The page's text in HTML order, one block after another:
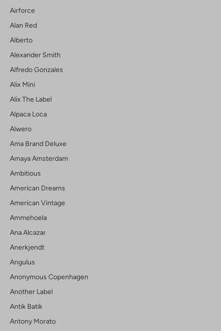
Airforce
Alan Red
Alberto
Alexander Smith
Alfredo Gonzales
Alix Mini
Alix The Label
Alpaca Loca
Alwero
Ama Brand Deluxe
Amaya Amsterdam
Ambitious
American Dreams
American Vintage
Ammehoela
Ana Alcazar
Anerkjendt
Angulus
Anonymous Copenhagen
Another Label
Antik Batik
Antony Morato